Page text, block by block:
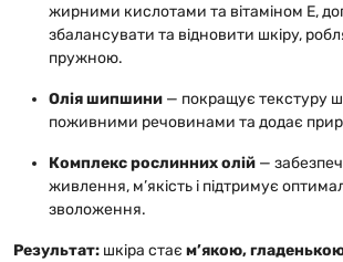
жирними кислотами та вітаміном Е,
збалансувати та відновити шкіру,
пружною.
Олія шипшини — покращує текстуру
поживними речовинами та додає
Комплекс рослинних олій —
живлення, м’якість і підтримує
зволоження.
Результат: шкіра стає м’якою,